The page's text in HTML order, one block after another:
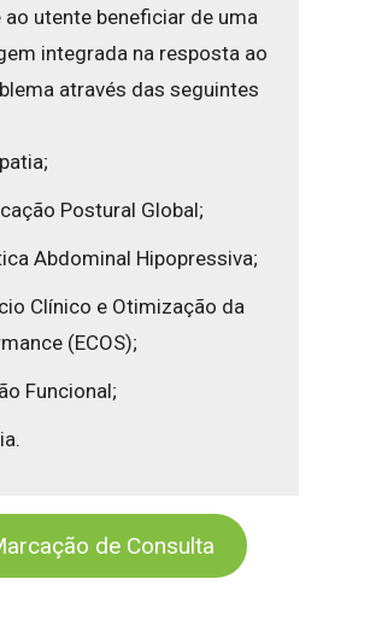
ao utente beneficiar de uma
integrada na resposta ao
através das seguintes
Postural Global;
Abdominal Hipopressiva;
Clínico e Otimização da
(ECOS);
Funcional;
de Consulta